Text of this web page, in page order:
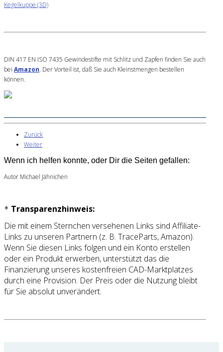
Kegelkuppe (3D)
DIN 417 EN ISO 7435 Gewindestifte mit Schlitz und Zapfen finden Sie auch
bei Amazon. Der Vorteil ist, daß Sie auch Kleinstmengen bestellen
können.
Zurück
Weiter
Wenn ich helfen konnte, oder Dir die Seiten gefallen:
Autor Michael Jähnichen
* Transparenzhinweis:
Die mit einem Sternchen versehenen Links sind Affiliate-
Links zu unseren Partnern (z. B. TraceParts, Amazon).
Wenn Sie diesen Links folgen und ein Konto erstellen
oder ein Produkt erwerben, unterstützt das die
Finanzierung unseres kostenfreien CAD-Marktplatzes
durch eine Provision. Der Preis oder die Nutzung bleibt
für Sie absolut unverändert.